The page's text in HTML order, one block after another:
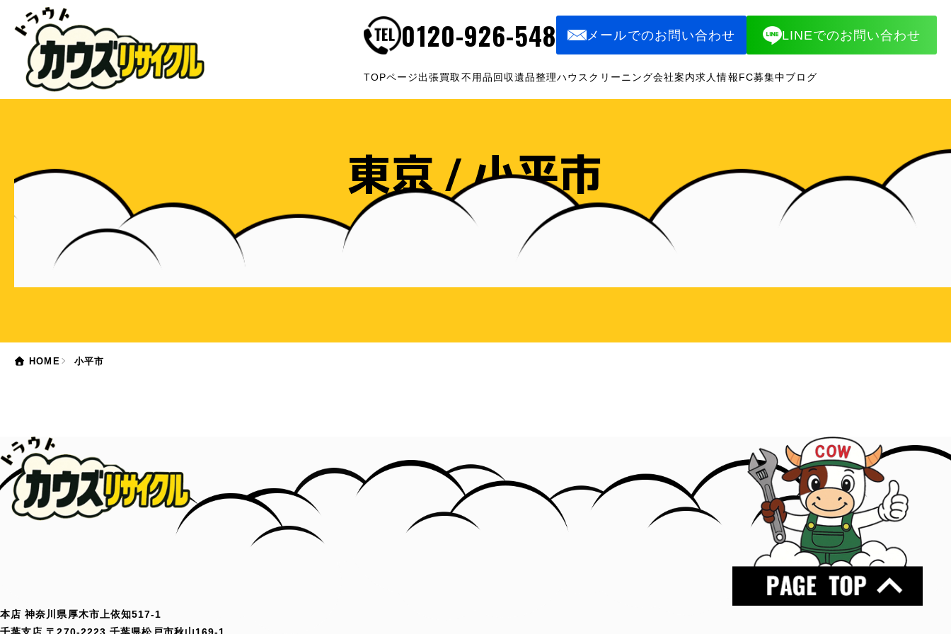
0120-926-548 メールでのお問い合わせ LINEでのお問い合わせ
TOPページ出張買取 不用品回収遺品整理ハウスクリーニング会社案内求人情報FC募集中ブログ
東京 / 小平市
HOME 小平市
本店 神奈川県厚木市上依知517-1
千葉支店 〒270-2223 千葉県松戸市秋山169-1